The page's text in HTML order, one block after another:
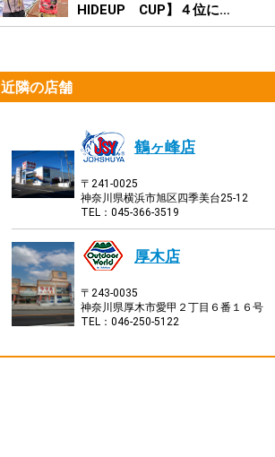
HIDEUP CUP】４位に…
近隣の店舗
鶴ヶ峰店
〒241-0025
神奈川県横浜市旭区四季美台25-12
TEL：045-366-3519
厚木店
〒243-0035
神奈川県厚木市愛甲２丁目６番１６号
TEL：046-250-5122